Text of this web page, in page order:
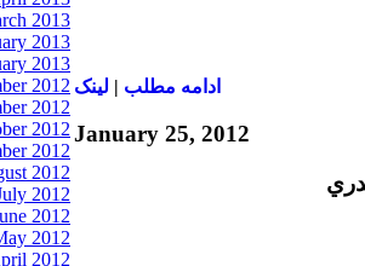
2013
2013
2013
2012
2012
2012
2012
2012
2012
2012
2012
2012
ادامه مطلب | لينک
January 25, 2012